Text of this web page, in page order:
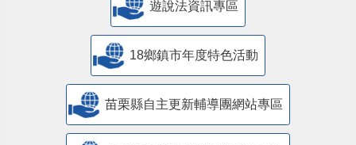
遊說法資訊專區
18鄉鎮市年度特色活動
苗栗縣自主更新輔導團網站專區